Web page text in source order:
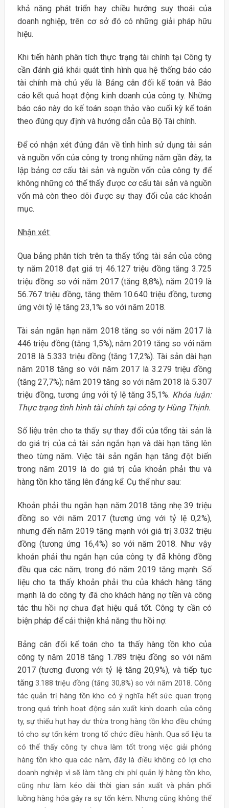
khả năng phát triển hay chiều hướng suy thoái của
doanh nghiệp, trên cơ sở đó có những giải pháp hữu
hiệu.
Khi tiến hành phân tích thực trạng tài chính tại Công ty
cần đánh giá khái quát tình hình qua hệ thống báo cáo
tài chính mà chủ yếu là Bảng cân đối kế toán và Báo
cáo kết quả hoạt động kinh doanh của công ty. Những
báo cáo này do kế toán soạn thảo vào cuối kỳ kế toán
theo đúng quy định và hướng dẫn của Bộ Tài chính.
Để có nhận xét đúng đắn về tình hình sử dụng tài sản
và nguồn vốn của công ty trong những năm gần đây, ta
lập bảng cơ cấu tài sản và nguồn vốn của công ty để
không những có thể thấy được cơ cấu tài sản và nguồn
vốn mà còn theo dõi được sự thay đổi của các khoản
mục.
Nhận xét:
Qua bảng phân tích trên ta thấy tổng tài sản của công
ty năm 2018 đạt giá trị 46.127 triệu đồng tăng 3.725
triệu đồng so với năm 2017 (tăng 8,8%); năm 2019 là
56.767 triệu đồng, tăng thêm 10.640 triệu đồng, tương
ứng với tỷ lệ tăng 23,1% so với năm 2018.
Tài sản ngắn hạn năm 2018 tăng so với năm 2017 là
446 triệu đồng (tăng 1,5%); năm 2019 tăng so với năm
2018 là 5.333 triệu đồng (tăng 17,2%). Tài sản dài hạn
năm 2018 tăng so với năm 2017 là 3.279 triệu đồng
(tăng 27,7%); năm 2019 tăng so với năm 2018 là 5.307
triệu đồng, tương ứng với tỷ lệ tăng 35,1%. Khóa luận:
Thực trạng tình hình tài chính tại công ty Hùng Thịnh.
Số liệu trên cho ta thấy sự thay đổi của tổng tài sản là
do giá trị của cả tài sản ngắn hạn và dài hạn tăng lên
theo từng năm. Việc tài sản ngắn hạn tăng đột biến
trong năm 2019 là do giá trị của khoản phải thu và
hàng tồn kho tăng lên đáng kể. Cụ thể như sau:
Khoản phải thu ngắn hạn năm 2018 tăng nhẹ 39 triệu
đồng so với năm 2017 (tương ứng với tỷ lệ 0,2%),
nhưng đến năm 2019 tăng mạnh với giá trị 3.032 triệu
đồng (tương ứng 16,4%) so với năm 2018. Như vậy
khoản phải thu ngắn hạn của công ty đã không đồng
đều qua các năm, trong đó năm 2019 tăng mạnh. Số
liệu cho ta thấy khoản phải thu của khách hàng tăng
mạnh là do công ty đã cho khách hàng nợ tiền và công
tác thu hồi nợ chưa đạt hiệu quả tốt. Công ty cần có
biện pháp để cải thiện khả năng thu hồi nợ.
Bảng cân đối kế toán cho ta thấy hàng tồn kho của
công ty năm 2018 tăng 1.789 triệu đồng so với năm
2017 (tương đương với tỷ lệ tăng 20,9%), và tiếp tục
tăng3.188 triệu đồng (tăng 30,8%) so với năm 2018. Công
tác quản trị hàng tồn kho có ý nghĩa hết sức quan trọng
trong quá trình hoạt động sản xuất kinh doanh của công
ty, sự thiếu hụt hay dư thừa trong hàng tồn kho đều chứng
tỏ cho sự tốn kém trong tổ chức điều hành. Qua số liệu ta
có thể thấy công ty chưa làm tốt trong việc giải phóng
hàng tồn kho qua các năm, đây là điều không có lợi cho
doanh nghiệp vì sẽ làm tăng chi phí quản lý hàng tồn kho,
cũng như làm kéo dài thời gian sản xuất và phân phối
luồng hàng hóa gây ra sự tốn kém. Nhưng cũng không thể